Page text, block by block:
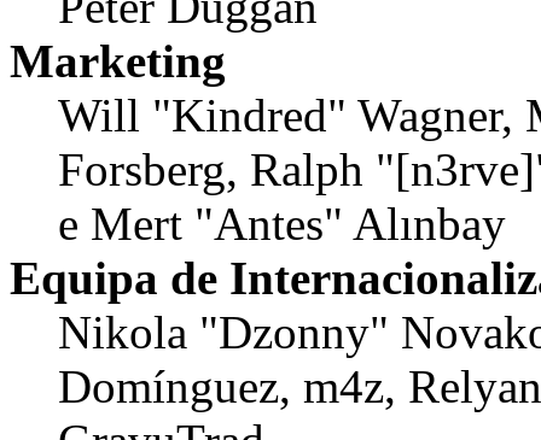
Marketing
Will "Kindred" Wagner,
Forsberg, Ralph
e Mert "Antes" Alınbay
Equipa de
Nikola "Dzonny"
Domínguez, m4z,